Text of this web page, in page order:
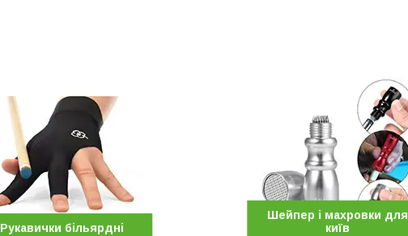
Рукавички більярдні
Шейпер і махровки для
київ